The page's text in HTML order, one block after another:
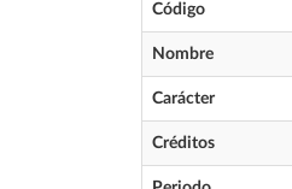
Código
Nombre
Carácter
Créditos